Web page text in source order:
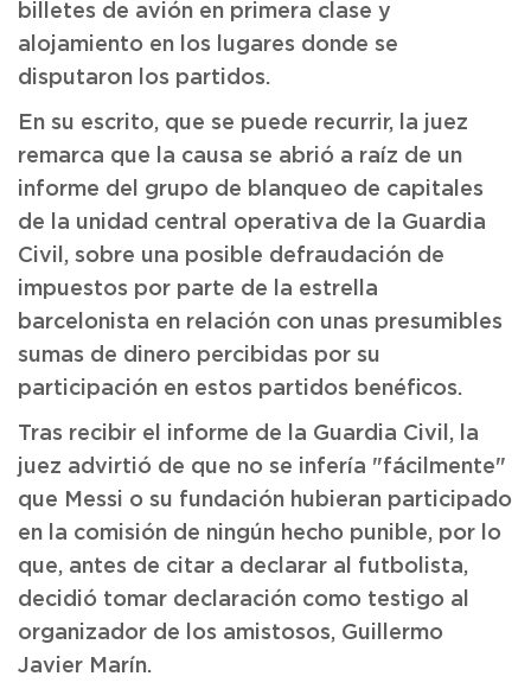
billetes de avión en primera clase y
alojamiento en los lugares donde se
disputaron los partidos.
En su escrito, que se puede recurrir, la juez
remarca que la causa se abrió a raíz de un
informe del grupo de blanqueo de capitales
de la unidad central operativa de la Guardia
Civil, sobre una posible defraudación de
impuestos por parte de la estrella
barcelonista en relación con unas presumibles
sumas de dinero percibidas por su
participación en estos partidos benéficos.
Tras recibir el informe de la Guardia Civil, la
juez advirtió de que no se infería "fácilmente"
que Messi o su fundación hubieran participado
en la comisión de ningún hecho punible, por lo
que, antes de citar a declarar al futbolista,
decidió tomar declaración como testigo al
organizador de los amistosos, Guillermo
Javier Marín.